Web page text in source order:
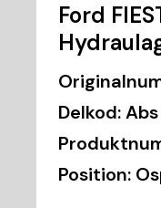
Ford
Delkod:
Position: